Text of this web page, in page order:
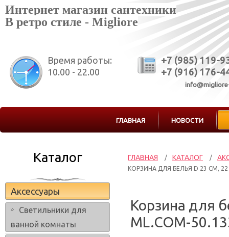
Интернет магазин сантехники
В ретро стиле - Migliore
Время работы:
10.00 - 22.00
+7 (985) 119-
+7 (916) 176-
ГЛАВНАЯ НОВОСТИ
Каталог
Аксессуары
Светильники для
ванной комнаты
ГЛАВНАЯ / КАТАЛОГ /
КОРЗИНА ДЛЯ БЕЛЬЯ D 23 СМ, 22
Корзина для
ML.COM-